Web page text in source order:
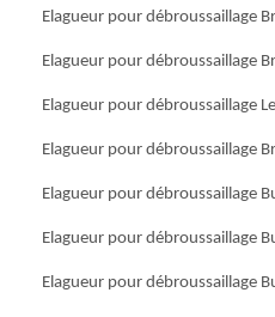
Elagueur pour débroussaillage
Elagueur pour débroussaillage
Elagueur pour débroussaillage
Elagueur pour débroussaillage
Elagueur pour débroussaillage
Elagueur pour débroussaillage
Elagueur pour débroussaillage